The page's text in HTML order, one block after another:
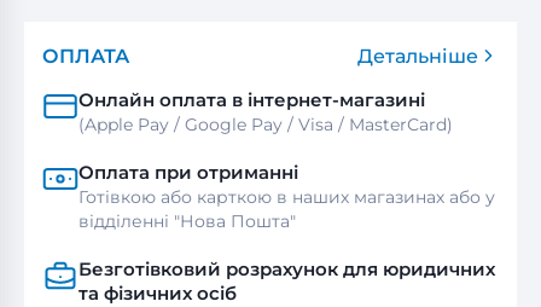
ОПЛАТА
Детальніше
Онлайн оплата в інтернет-магазині
(Apple Pay / Google Pay / Visa / MasterСard)
Оплата при отриманні
Готівкою або карткою в наших магазинах або у
відділенні "Нова Пошта"
Безготівковий розрахунок для юридичних
та фізичних осіб